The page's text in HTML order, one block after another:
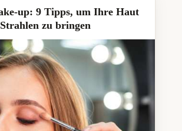
up: 9 Tipps, um Ihre Haut
zu bringen